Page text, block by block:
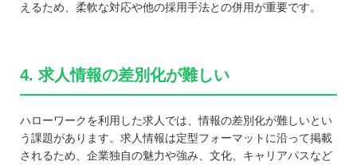
えるため、柔軟な対応や他の採用手法との併用が重要です。
4. 求人情報の差別化が難しい
ハローワークを利用した求人では、情報の差別化が難しいとい
う課題があります。求人情報は定型フォーマットに沿って掲載
されるため、企業独自の魅力や強み、文化、キャリアパスなど